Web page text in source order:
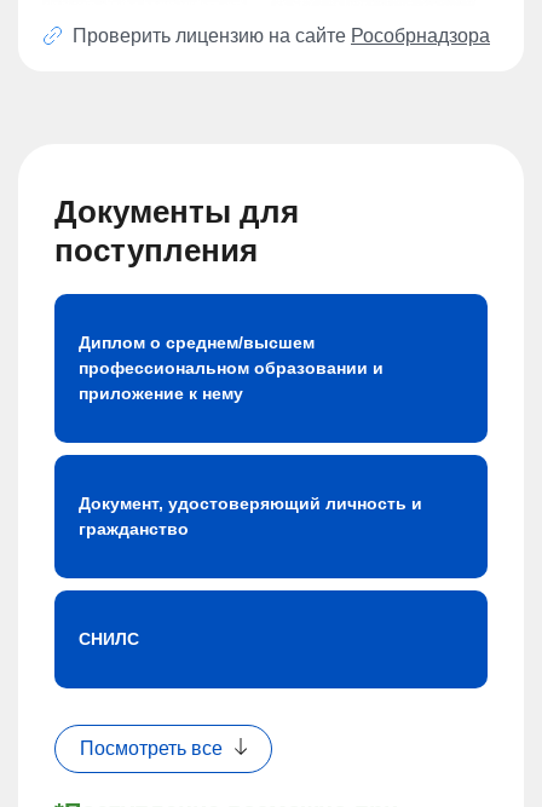
Проверить лицензию на сайте Рособрнадзора
Документы для
поступления
Диплом о среднем/высшем
профессиональном образовании и
приложение к нему
Документ, удостоверяющий личность и
гражданство
СНИЛС
Посмотреть все